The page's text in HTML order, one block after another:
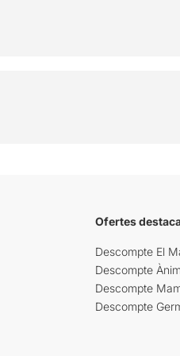
Ofertes
Descompte El
Descompte
Descompte
Descompte